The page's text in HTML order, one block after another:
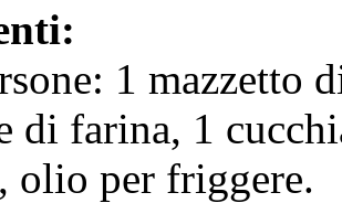
1 mazzetto
di farina, 1
olio per friggere.